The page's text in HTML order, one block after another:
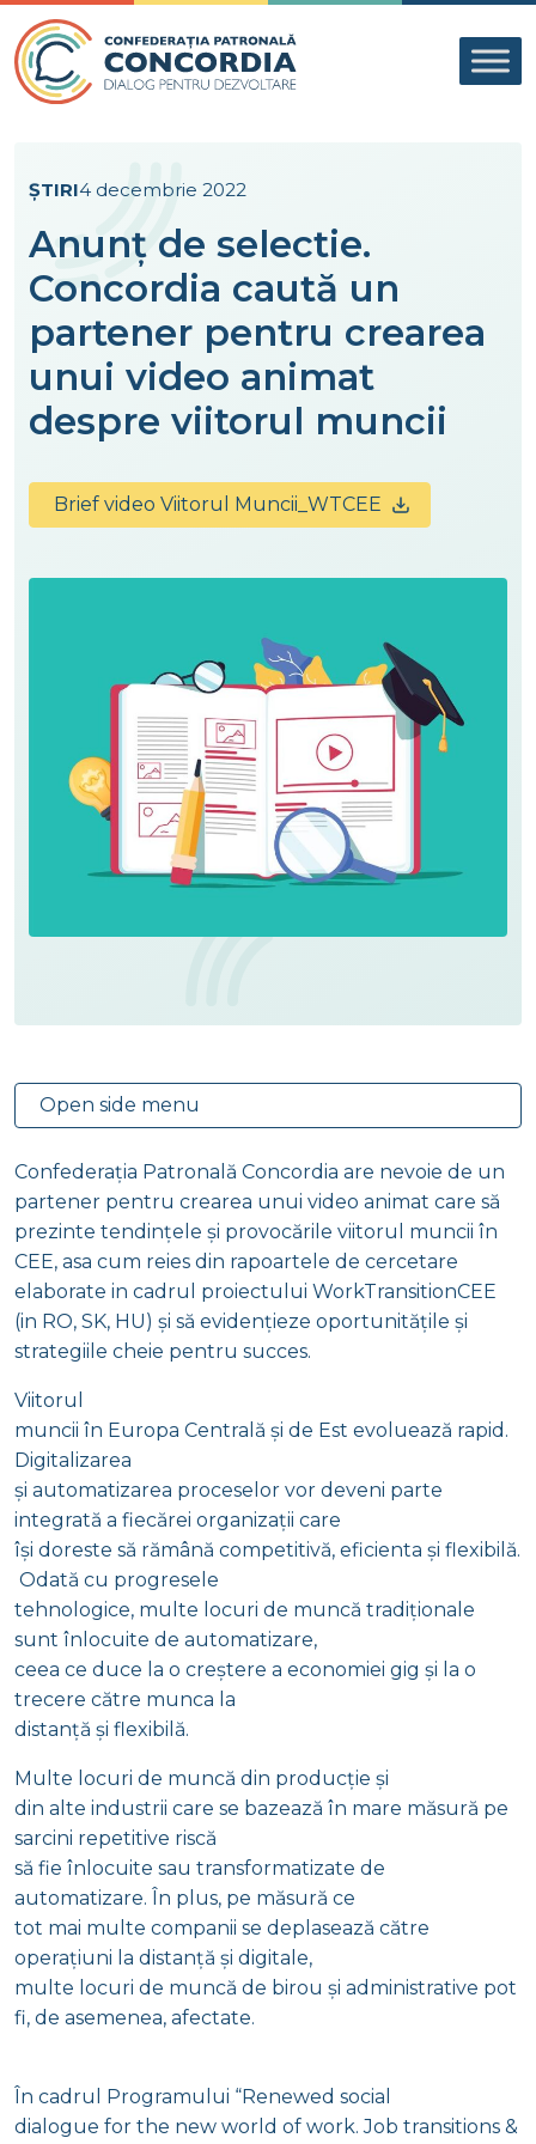
Skip to content
ȘTIRI4 decembrie 2022
Anunț de selectie.
Concordia caută un
partener pentru crearea
unui video animat
despre viitorul muncii
Brief video Viitorul Muncii_WTCEE
Confederația Patronală Concordia are nevoie de un
partener pentru crearea unui video animat care să
prezinte tendințele și provocările viitorul muncii în
CEE, asa cum reies din rapoartele de cercetare
elaborate in cadrul proiectului WorkTransitionCEE
(in RO, SK, HU) și să evidențieze oportunitățile și
strategiile cheie pentru succes.
Viitorul
muncii în Europa Centrală și de Est evoluează rapid.
Digitalizarea
şi automatizarea proceselor vor deveni parte
integrată a fiecărei organizaţii care
își doreste să rămână competitivă, eficienta şi flexibilă.
Odată cu progresele
tehnologice, multe locuri de muncă tradiționale
sunt înlocuite de automatizare,
ceea ce duce la o creștere a economiei gig și la o
trecere către munca la
distanță și flexibilă.
Multe locuri de muncă din producție și
din alte industrii care se bazează în mare măsură pe
sarcini repetitive riscă
să fie înlocuite sau transformatizate de
automatizare. În plus, pe măsură ce
tot mai multe companii se deplasează către
operațiuni la distanță și digitale,
multe locuri de muncă de birou și administrative pot
fi, de asemenea, afectate.
În cadrul Programului “Renewed social
dialogue for the new world of work. Job transitions &
Open side menu